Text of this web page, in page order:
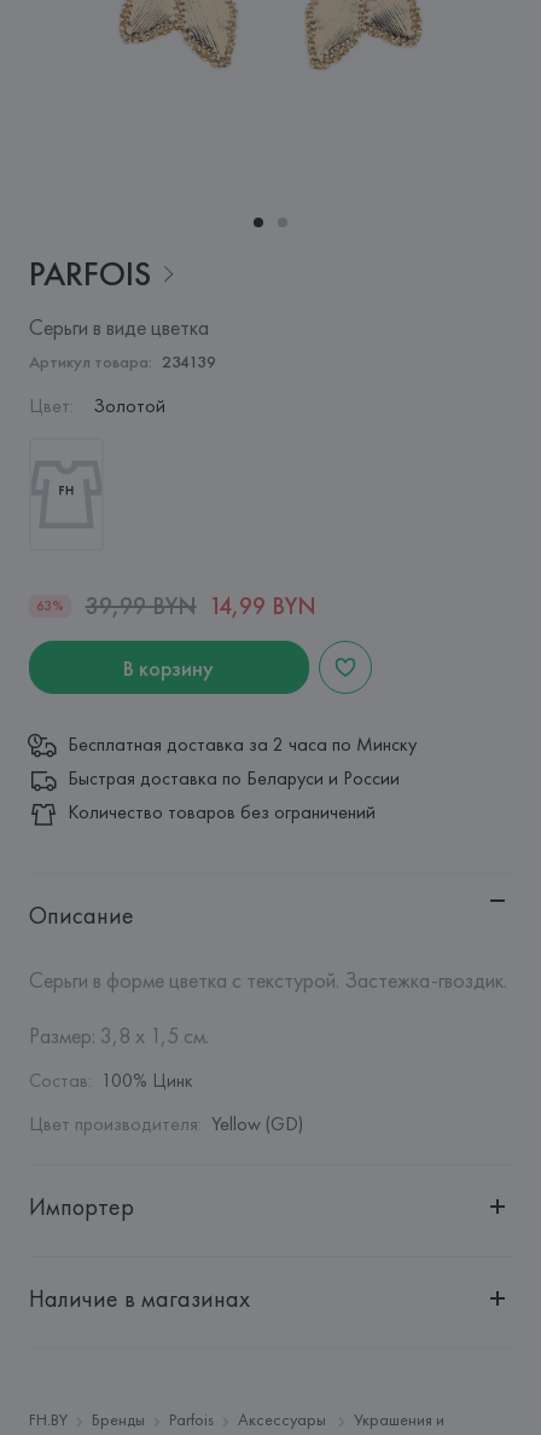
PARFOIS
Серьги в виде цветка
Артикул товара: 234139
Цвет: Золотой
63% 39,99 BYN 14,99 BYN
В корзину
Бесплатная доставка за 2 часа по Минску
Быстрая доставка по Беларуси и России
Количество товаров без ограничений
Описание
Серьги в форме цветка с текстурой. Застежка-гвоздик.
Размер: 3,8 x 1,5 см.
Состав: 100% Цинк
Цвет производителя: Yellow (GD)
Импортер
"БелВиринея"
Адрес:
ПОРТУГАЛИЯ, Barata & Ramilo, S.A., Rua do Sistelo,
Наличие в магазинах
FH.BY Бренды Parfois Аксессуары
Украшения и